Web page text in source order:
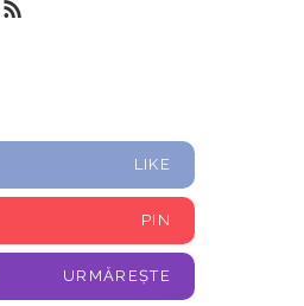
LIKE
PIN
URMĂREȘTE